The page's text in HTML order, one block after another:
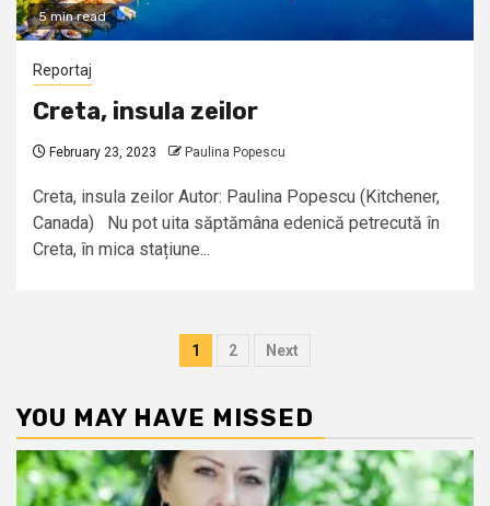
5 min read
Reportaj
Creta, insula zeilor
February 23, 2023 Paulina Popescu
Creta, insula zeilor Autor: Paulina Popescu (Kitchener,
Canada) Nu pot uita săptămâna edenică petrecută în
Creta, în mica stațiune...
Posts
1 2 Next
YOU MAY HAVE MISSED